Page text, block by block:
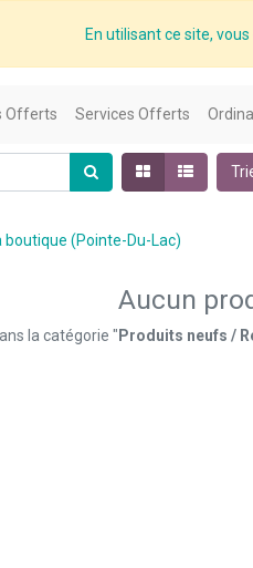
En utilisant ce site,
Offerts Services Offerts
boutique (Pointe-Du-Lac)
Aucun
la catégorie " Produits neufs /